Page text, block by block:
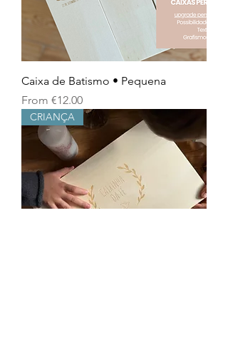
Caixa de Batismo • Pequena
From €12.00
Sale Price
CRIANÇA